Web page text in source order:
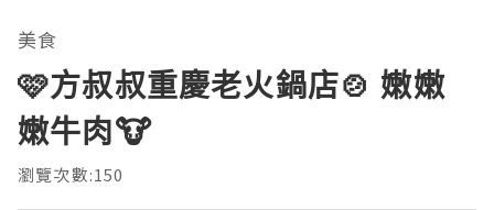
美食
🩷方叔叔重慶老火鍋店🍲 嫩嫩
嫩牛肉🐮
瀏覽次數:150